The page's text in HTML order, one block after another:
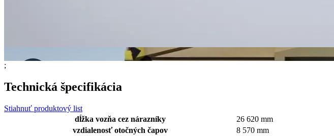
;
Technická špecifikácia
Stiahnuť produktový list
dĺžka vozňa cez nárazníky
26 620 mm
vzdialenosť otočných čapov
8 570 mm